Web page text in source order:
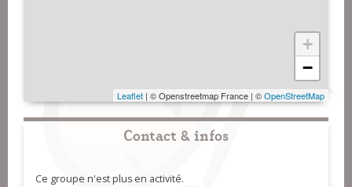
+
−
Leaflet | © Openstreetmap France | ©OpenStreetMap
Contact & infos
Ce groupe n'est plus en activité.